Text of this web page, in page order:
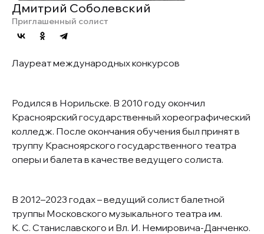
Дмитрий Соболевский
Приглашенный солист
Лауреат международных конкурсов
Родился в Норильске. В 2010 году окончил
Красноярский государственный хореографический
колледж. После окончания обучения был принят в
труппу Красноярского государственного театра
оперы и балета в качестве ведущего солиста.
В 2012–2023 годах – ведущий солист балетной
труппы Московского музыкального театра им.
К. С. Станиславского и Вл. И. Немировича-Данченко.